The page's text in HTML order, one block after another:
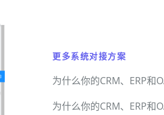
更多系统对接方案
为什么你的CRM、ERP和
为什么你的CRM、ERP和